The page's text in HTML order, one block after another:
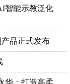
智能示教泛化
品正式发布
华：打造高柔